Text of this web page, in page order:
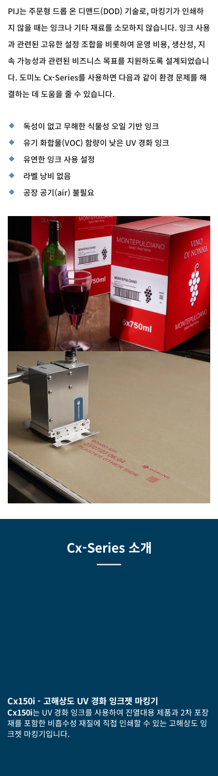
PIJ는 주문형 드롭 온 디맨드(DOD) 기술로, 마킹기가 인쇄하
지 않을 때는 잉크나 기타 재료를 소모하지 않습니다. 잉크 사용
과 관련된 고유한 설정 조합을 비롯하여 운영 비용, 생산성, 지
속 가능성과 관련된 비즈니스 목표를 지원하도록 설계되었습니
다. 도미노 Cx-Series를 사용하면 다음과 같이 환경 문제를 해
결하는 데 도움을 줄 수 있습니다.
독성이 없고 무해한 식물성 오일 기반 잉크
유기 화합물(VOC) 함량이 낮은 UV 경화 잉크
유연한 잉크 사용 설정
라벨 낭비 없음
공장 공기(air) 불필요
Cx-Series 소개
Cx150i - 고해상도 UV 경화 잉크젯 마킹기
Cx150i는 UV 경화 잉크를 사용하여 진열대용 제품과 2차 포장
재를 포함한 비흡수성 재질에 직접 인쇄할 수 있는 고해상도 잉
크젯 마킹기입니다.